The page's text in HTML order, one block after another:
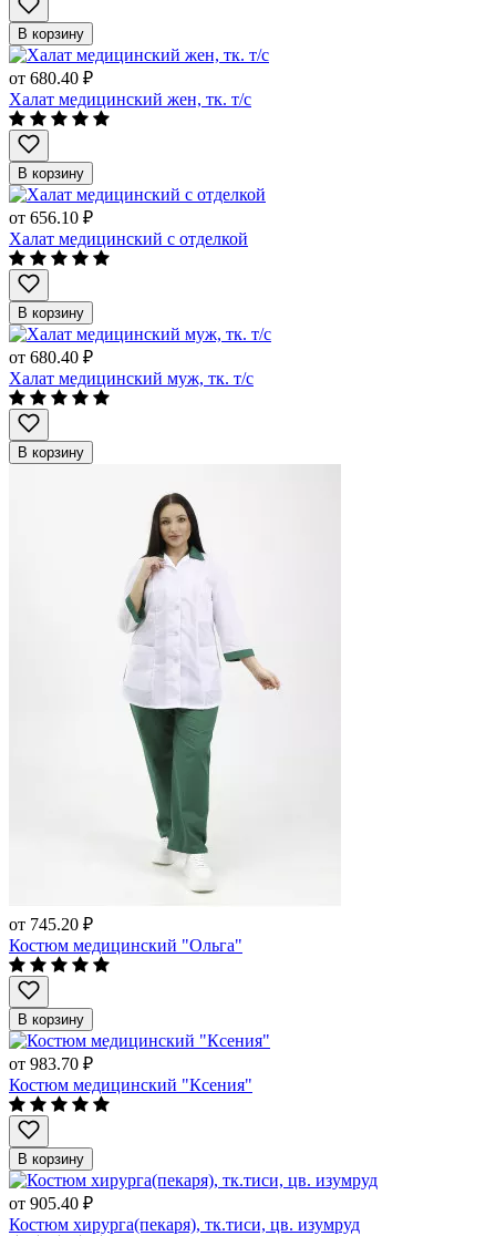
В корзину
от 680.40 ₽
Халат медицинский жен, тк. т/с
В корзину
от 656.10 ₽
Халат медицинский с отделкой
В корзину
от 680.40 ₽
Халат медицинский муж, тк. т/с
В корзину
от 745.20 ₽
Костюм медицинский "Ольга"
В корзину
от 983.70 ₽
Костюм медицинский "Ксения"
В корзину
от 905.40 ₽
Костюм хирурга(пекаря), тк.тиси, цв. изумруд